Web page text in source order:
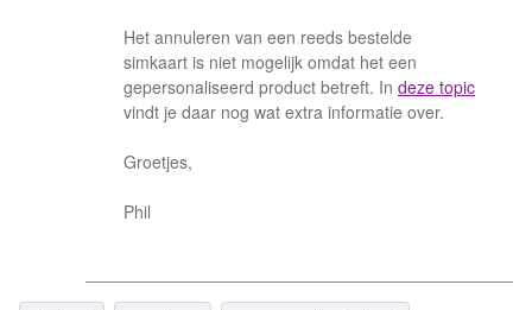
Het annuleren van een reeds bestelde
simkaart is niet mogelijk omdat het een
gepersonaliseerd product betreft. In deze topic
vindt je daar nog wat extra informatie over.
Groetjes,
Phil